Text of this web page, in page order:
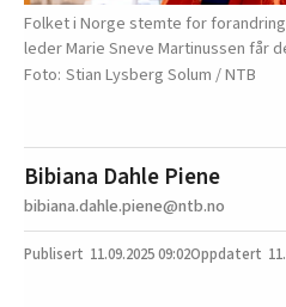
Folket i Norge stemte for
leder Marie Sneve Martinussen får
Stian Lysberg Solum / NTB
Bibiana Dahle Piene
bibiana.dahle.piene@ntb.no
11.09.202509:02